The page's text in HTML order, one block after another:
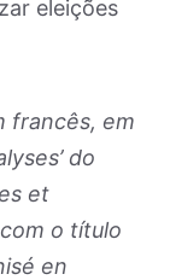
eleições
francês, em
do
et
o título
en